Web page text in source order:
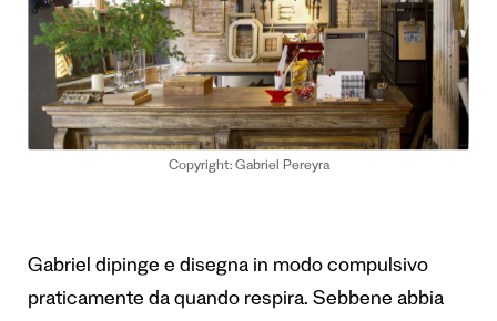
Copyright: Gabriel Pereyra
Gabriel dipinge e disegna in modo compulsivo
praticamente da quando respira. Sebbene abbia